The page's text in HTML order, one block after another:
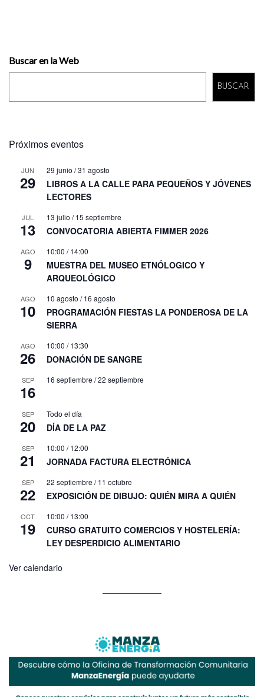
Buscar en la Web
BUSCAR
Próximos eventos
JUN
29
29 junio /31 agosto
LIBROS A LA CALLE PARA PEQUEÑOS Y JÓVENES
LECTORES
JUL
13
13 julio /15 septiembre
CONVOCATORIA ABIERTA FIMMER 2026
AGO
9
10:00 /14:00
MUESTRA DEL MUSEO ETNÓLOGICO Y
ARQUEOLÓGICO
AGO
10
10 agosto /16 agosto
PROGRAMACIÓN FIESTAS LA PONDEROSA DE LA
SIERRA
AGO
26
10:00 /13:30
DONACIÓN DE SANGRE
SEP
16
16 septiembre /22 septiembre
SEP
20
Todo el día
DÍA DE LA PAZ
SEP
21
10:00 /12:00
JORNADA FACTURA ELECTRÓNICA
SEP
22
22 septiembre /11 octubre
EXPOSICIÓN DE DIBUJO: QUIÉN MIRA A QUIÉN
OCT
19
10:00 /13:00
CURSO GRATUITO COMERCIOS Y HOSTELERÍA:
LEY DESPERDICIO ALIMENTARIO
Ver calendario